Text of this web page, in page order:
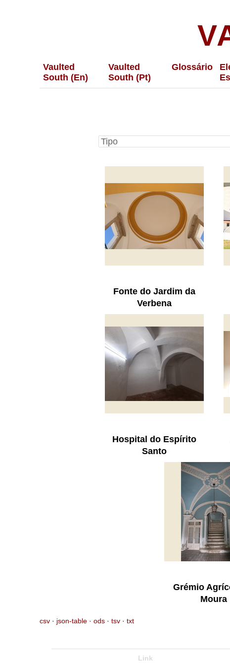
Vaulted
South (En)
Vaulted
South (Pt)
Glossário
Fonte do Jardim da
Verbena
Hospital do Espírito
Santo
Grémio
Moura
csv json-table ods tsv txt
Link